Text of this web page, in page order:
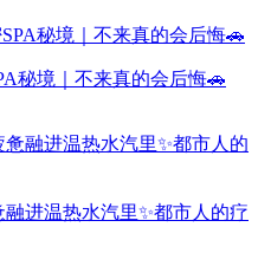
秘境｜不来真的会后悔🚗
进温热水汽里✨都市人的疗